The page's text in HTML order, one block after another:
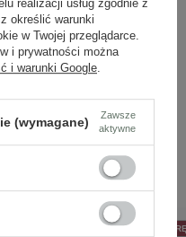
50% NA DRUGĄ
realizacji usług zgodnie z
określić warunki
w Twojej przeglądarce.
i prywatności można
i warunki Google
(wymagane)
Zawsze
aktywne